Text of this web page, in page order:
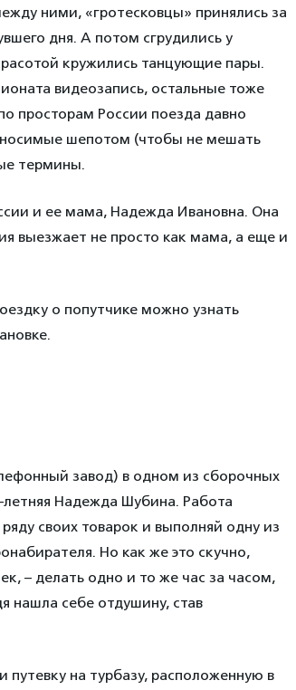
ними, «гротесковцы» принялись за
дня. А потом сгрудились у
кружились танцующие пары.
видеозапись, остальные тоже
просторам России поезда давно
шепотом (чтобы не мешать
термины.
и ее мама, Надежда Ивановна. Она
выезжает не просто как мама, а еще и
о попутчике можно узнать
завод) в одном из сборочных
Надежда Шубина. Работа
своих товарок и выполняй одну из
Но как же это скучно,
– делать одно и то же час за часом,
нашла себе отдушину, став
на турбазу, расположенную в